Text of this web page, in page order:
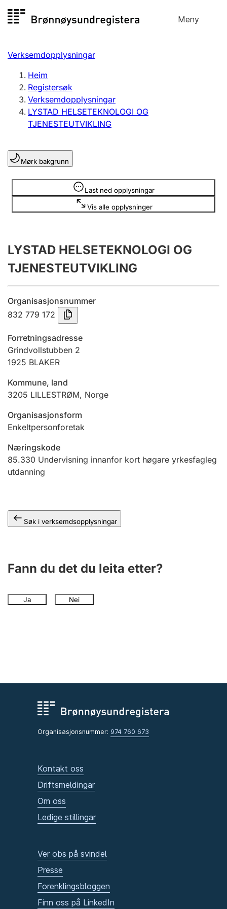
til
Meny
Registersøk
Aksjeselskap
Enkeltpersonføretak
Registrere, endre, slette
Lag og foreining
Registrere, endre, slette
Fleire organisasjonsformer
Årsrekneskap
Innsending og forseinkingsgebyr
Tinglysing
Jeger
Betaling og jegeravgiftskort
Ektepaktrettleiaren
Andre tema
Verksemdopplysningar
Heim
Registersøk
Verksemdopplysningar
LYSTAD HELSETEKNOLOGI OG
TJENESTEUTVIKLING
Mørk bakgrunn
Last ned opplysningar
Vis alle opplysninger
Opplysninger er skjult
LYSTAD HELSETEKNOLOGI OG
TJENESTEUTVIKLING
Organisasjonsnummer
832 779 172
Forretningsadresse
Grindvollstubben 2
1925 BLAKER
Kommune, land
3205 LILLESTRØM, Norge
Organisasjonsform
Enkeltpersonforetak
Næringskode
85.330 Undervisning innanfor kort høgare yrkesfagleg
utdanning
Søk i verksemdsopplysningar
Fann du det du leita etter?
Ja Nei
Organisasjonsnummer: 974 760 673
Kontakt oss
Driftsmeldingar
Om oss
Ledige stillingar
Ver obs på svindel
Presse
Forenklingsbloggen
Finn oss på LinkedIn